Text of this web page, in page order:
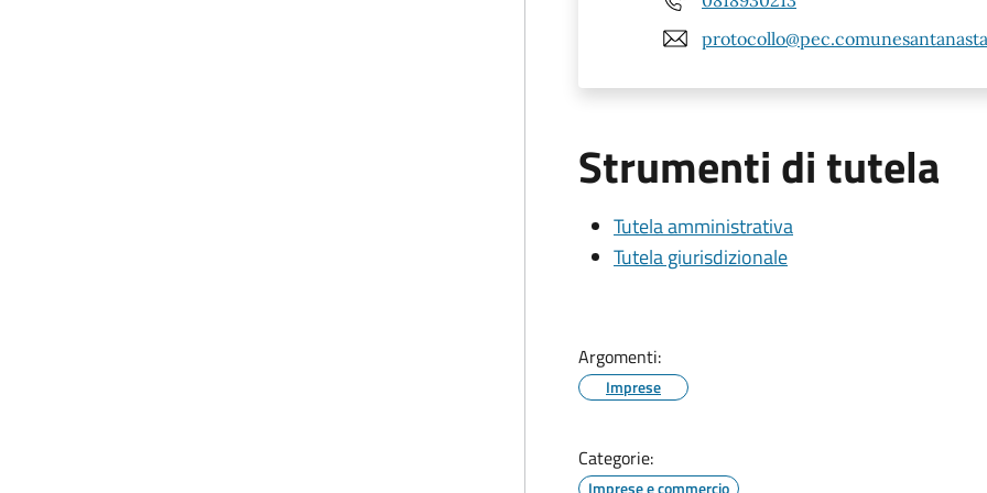
Strumenti di tutela
Tutela amministrativa
Tutela giurisdizionale
Argomenti:
Imprese
Categorie:
Imprese e commercio